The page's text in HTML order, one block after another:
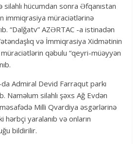
hücumdan sonra Əfqanıstan
immiqrasiya müraciətlərinə
“Dalğatv” AZƏRTAC -a istinadən
və İmmiqrasiya Xidmətinin
qəbulu “qeyri-müəyyən
Admiral Devid Farraqut parkı
Naməlum silahlı şəxs Ağ Evdən
Milli Qvardiya əsgərlərinə
hərbçi yaralanıb və onların
bildirilir.